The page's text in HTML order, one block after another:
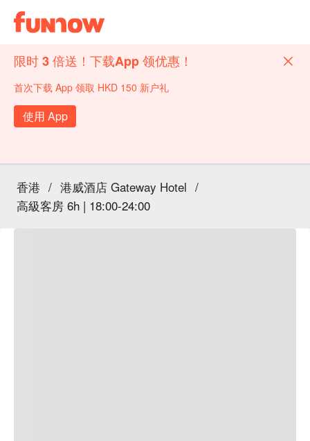
限时 3 倍送！下载App 领优惠！
首次下载 App 领取 HKD 150 新户礼
使用 App
香港 / 港威酒店 Gateway Hotel /
高級客房 6h | 18:00-24:00